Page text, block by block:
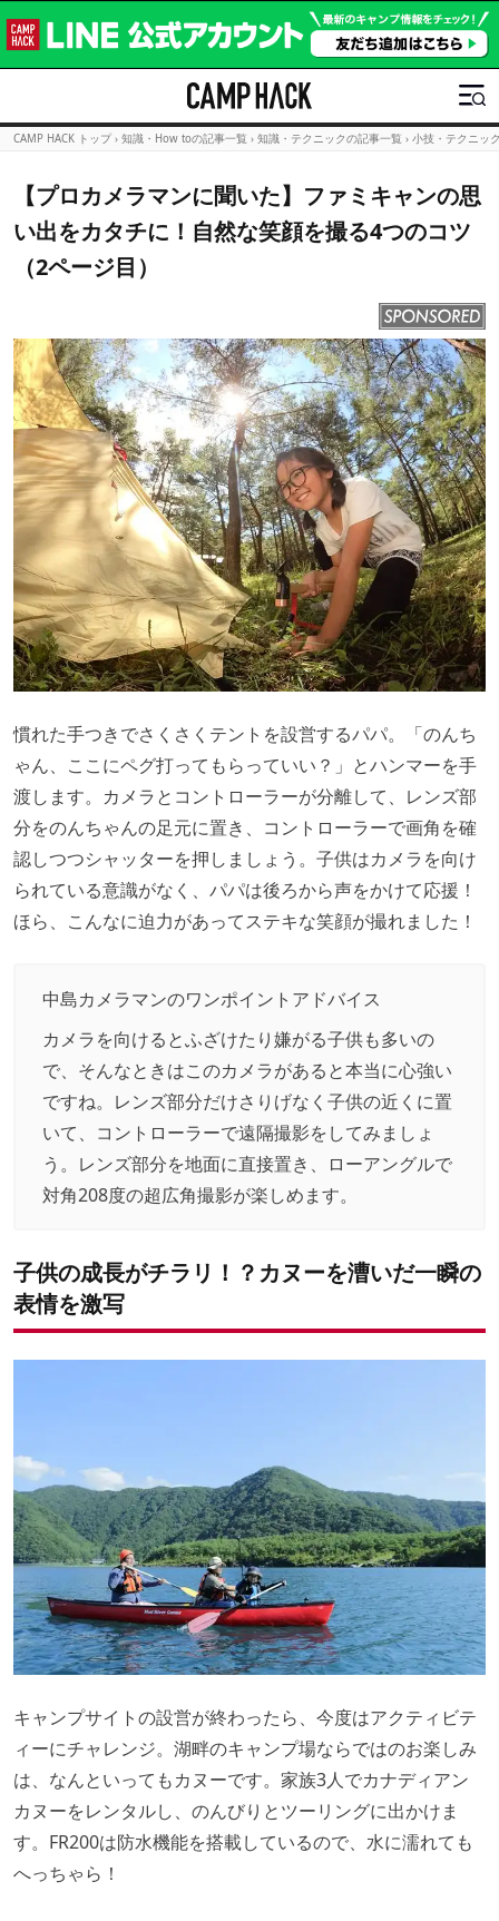
CAMP HACK トップ › 知識・How toの記事一覧 › 知識・テクニックの記事一覧 › 小技・テクニッ
【プロカメラマンに聞いた】ファミキャンの思
い出をカタチに！自然な笑顔を撮る4つのコツ
（2ページ目）
慣れた手つきでさくさくテントを設営するパパ。「のんち
ゃん、ここにペグ打ってもらっていい？」とハンマーを手
渡します。カメラとコントローラーが分離して、レンズ部
分をのんちゃんの足元に置き、コントローラーで画角を確
認しつつシャッターを押しましょう。子供はカメラを向け
られている意識がなく、パパは後ろから声をかけて応援！
ほら、こんなに迫力があってステキな笑顔が撮れました！
中島カメラマンのワンポイントアドバイス
カメラを向けるとふざけたり嫌がる子供も多いの
で、そんなときはこのカメラがあると本当に心強い
ですね。レンズ部分だけさりげなく子供の近くに置
いて、コントローラーで遠隔撮影をしてみましょ
う。レンズ部分を地面に直接置き、ローアングルで
対角208度の超広角撮影が楽しめます。
子供の成長がチラリ！？カヌーを漕いだ一瞬の
表情を激写
キャンプサイトの設営が終わったら、今度はアクティビテ
ィーにチャレンジ。湖畔のキャンプ場ならではのお楽しみ
は、なんといってもカヌーです。家族3人でカナディアン
カヌーをレンタルし、のんびりとツーリングに出かけま
す。FR200は防水機能を搭載しているので、水に濡れても
へっちゃら！